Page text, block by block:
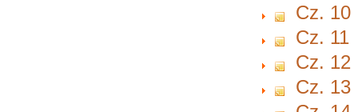
Cz. 10
Cz. 11
Cz. 12
Cz. 13